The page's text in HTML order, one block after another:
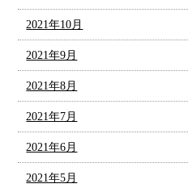
2021年10月
2021年9月
2021年8月
2021年7月
2021年6月
2021年5月